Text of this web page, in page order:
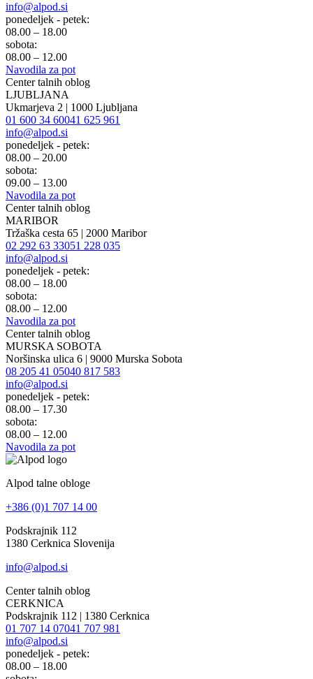
info@alpod.si
ponedeljek - petek:
08.00 – 18.00
sobota:
08.00 – 12.00
Navodila za pot
Center talnih oblog
LJUBLJANA
Ukmarjeva 2 | 1000 Ljubljana
01 600 34 60041 625 961
info@alpod.si
ponedeljek - petek:
08.00 – 20.00
sobota:
09.00 – 13.00
Navodila za pot
Center talnih oblog
MARIBOR
Tržaška cesta 65 | 2000 Maribor
02 292 63 33051 228 035
info@alpod.si
ponedeljek - petek:
08.00 – 18.00
sobota:
08.00 – 12.00
Navodila za pot
Center talnih oblog
MURSKA SOBOTA
Noršinska ulica 6 | 9000 Murska Sobota
08 205 41 05040 817 583
info@alpod.si
ponedeljek - petek:
08.00 – 17.30
sobota:
08.00 – 12.00
Navodila za pot
Alpod talne obloge
+386 (0)1 707 14 00
Podskrajnik 112
1380 Cerknica Slovenija
info@alpod.si
Center talnih oblog
CERKNICA
Podskrajnik 112 | 1380 Cerknica
01 707 14 07041 707 981
info@alpod.si
ponedeljek - petek:
08.00 – 18.00